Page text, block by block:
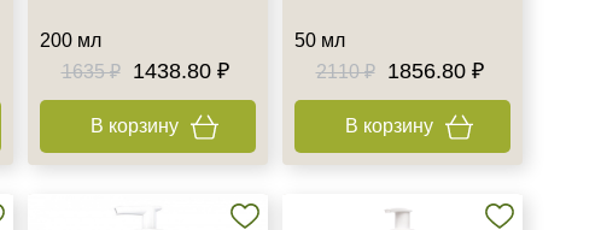
200 мл
1635 ₽
1438.80 ₽
В корзину
50 мл
2110 ₽
1856.80 ₽
В корзину